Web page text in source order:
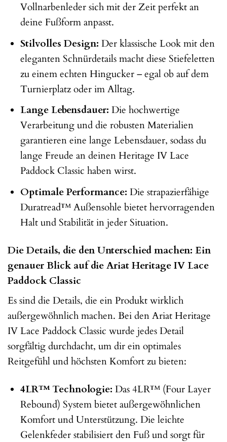
Vollnarbenleder sich mit der Zeit perfekt an
deine Fußform anpasst.
Stilvolles Design: Der klassische Look mit den
eleganten Schnürdetails macht diese Stiefeletten
zu einem echten Hingucker – egal ob auf dem
Turnierplatz oder im Alltag.
Lange Lebensdauer: Die hochwertige
Verarbeitung und die robusten Materialien
garantieren eine lange Lebensdauer, sodass du
lange Freude an deinen Heritage IV Lace
Paddock Classic haben wirst.
Optimale Performance: Die strapazierfähige
Duratread™ Außensohle bietet hervorragenden
Halt und Stabilität in jeder Situation.
Die Details, die den Unterschied machen: Ein
genauer Blick auf die Ariat Heritage IV Lace
Paddock Classic
Es sind die Details, die ein Produkt wirklich
außergewöhnlich machen. Bei den Ariat Heritage
IV Lace Paddock Classic wurde jedes Detail
sorgfältig durchdacht, um dir ein optimales
Reitgefühl und höchsten Komfort zu bieten:
4LR™ Technologie: Das 4LR™ (Four Layer
Rebound) System bietet außergewöhnlichen
Komfort und Unterstützung. Die leichte
Gelenkfeder stabilisiert den Fuß und sorgt für